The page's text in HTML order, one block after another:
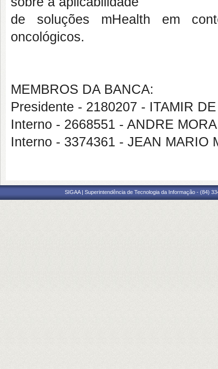
de soluções mHealth em
oncológicos.
MEMBROS DA BANCA:
Presidente - 2180207 - ITAMIR
Interno - 2668551 - ANDRE
Interno - 3374361 - JEAN MARIO
SIGAA | Superintendência de Tecnologia da Informação - (84)